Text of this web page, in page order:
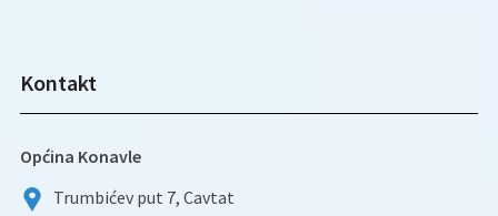
Kontakt
Općina Konavle
Trumbićev put 7, Cavtat